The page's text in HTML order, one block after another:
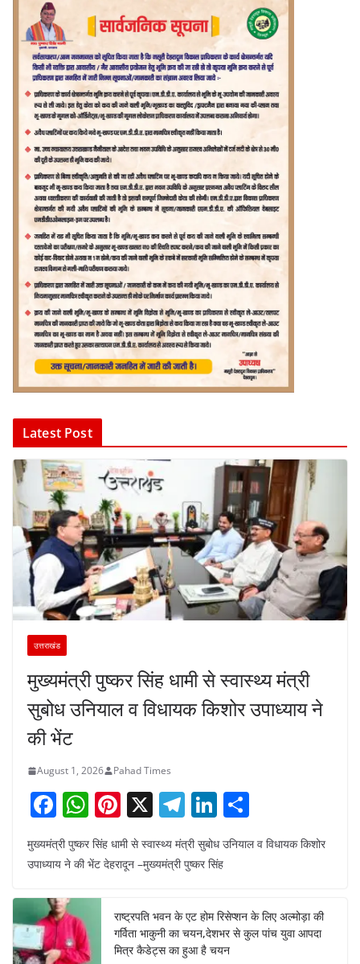
Latest Post
उत्तराखंड
मुख्यमंत्री पुष्कर सिंह धामी से स्वास्थ्य मंत्री
सुबोध उनियाल व विधायक किशोर उपाध्याय ने
की भेंट
August 1, 2026 Pahad Times
F
a
c
b
o
W
h
at
A
p
Pi
nt
er
e
st
X T
el
e
gr
a
m
Li
n
k
dI
n
ar
मुख्यमंत्री पुष्कर सिंह धामी से स्वास्थ्य मंत्री सुबोध उनियाल व विधायक किशोर
उपाध्याय ने की भेंट देहरादून –मुख्यमंत्री पुष्कर सिंह
राष्ट्रपति भवन के एट होम रिसेप्शन के लिए अल्मोड़ा की
गर्विता भाकुनी का चयन,देशभर से कुल पांच युवा आपदा
मित्र कैडेट्स का हुआ है चयन